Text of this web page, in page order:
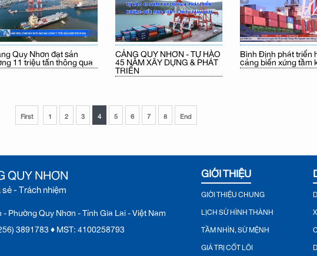
Quy Nhơn đạt sản
11 triệu tấn thông qua CẢNG QUY NHƠN - TỰ HÀO
45 NĂM XÂY DỰNG & PHÁT
TRIỂN
Bình Định phát triển
cảng biển xứng tầm
First 1 2 3 4 5 6 7 8 End
QUY NHƠN
- Trách nhiệm
Phường Quy Nhơn - Tỉnh Gia Lai - Việt Nam
3891783 ♦ MST: 4100258793
GIỚI THIỆU
GIỚI THIỆU CHUNG
LỊCH SỬ HÌNH THÀNH
TẦM NHÌN, SỨ MỆNH
GIÁ TRỊ CỐT LÕI